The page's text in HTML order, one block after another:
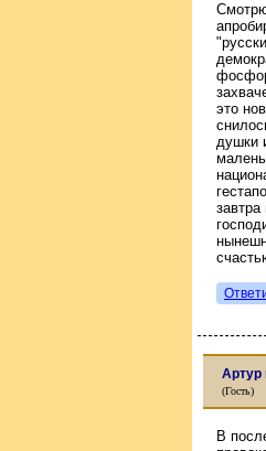
это
душки
Артур
(Гость)
В